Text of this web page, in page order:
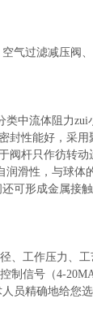
气过滤减压阀
中流体阻力
性能好，采用
杆只作彷转动
滑性，与球
可形成金属
、工作压力、
制信号（4-
员精确地给您